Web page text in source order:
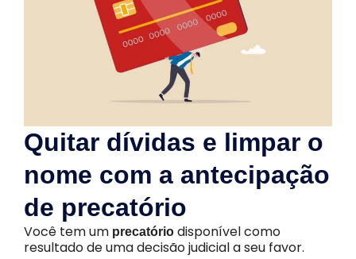
Quitar dívidas e limpar o
nome com a antecipação
de precatório
Você tem um precatório disponível como
resultado de uma decisão judicial a seu favor.